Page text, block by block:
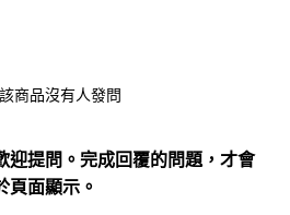
商品沒有人發問
迎提問。完成回覆的問題，才會
頁面顯示。